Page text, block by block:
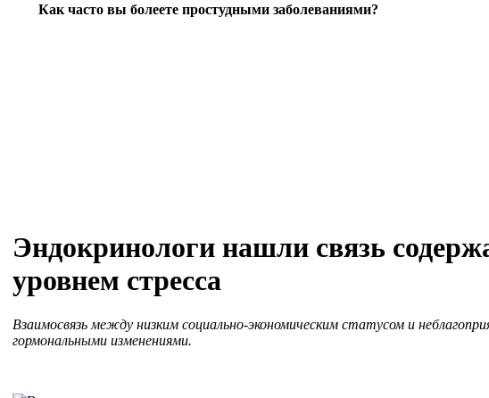
Как часто вы болеете простудными заболеваниями?
Эндокринологи нашли связь
уровнем стресса
Взаимосвязь между низким социально-экономическим статусом и
гормональными изменениями.